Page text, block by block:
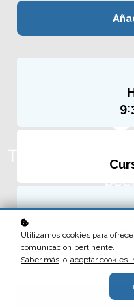
6
Utilizamos cookies para
comunicación pertinente.
Saber más o aceptar cookies